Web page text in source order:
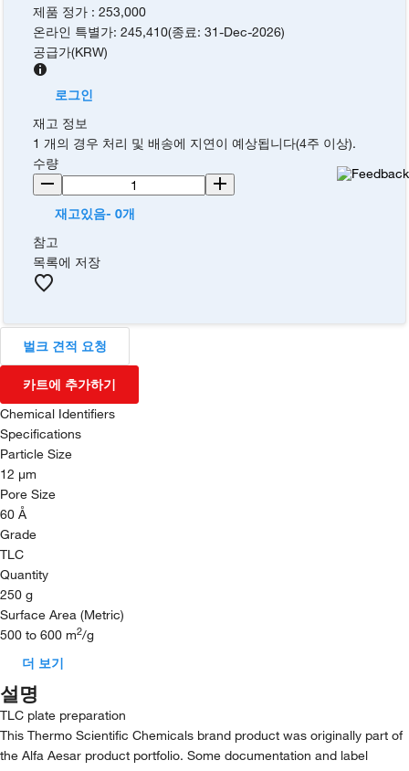
제품 정가 :253,000
온라인 특별가:245,410(종료:31-Dec-2026)
공급가(KRW)
로그인
재고 정보
1 개의 경우 처리 및 배송에 지연이 예상됩니다(4주 이상).
수량
재고있음- 0개
참고
목록에 저장
벌크 견적 요청
카트에 추가하기
Chemical Identifiers
Specifications
Particle Size
12 μm
Pore Size
60 Å
Grade
TLC
Quantity
250 g
Surface Area (Metric)
500 to 600 m2/g
더 보기
설명
TLC plate preparation
This Thermo Scientific Chemicals brand product was originally part of
the Alfa Aesar product portfolio. Some documentation and label